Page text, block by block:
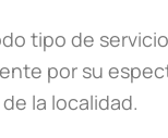
tipo de
por su
la localidad.